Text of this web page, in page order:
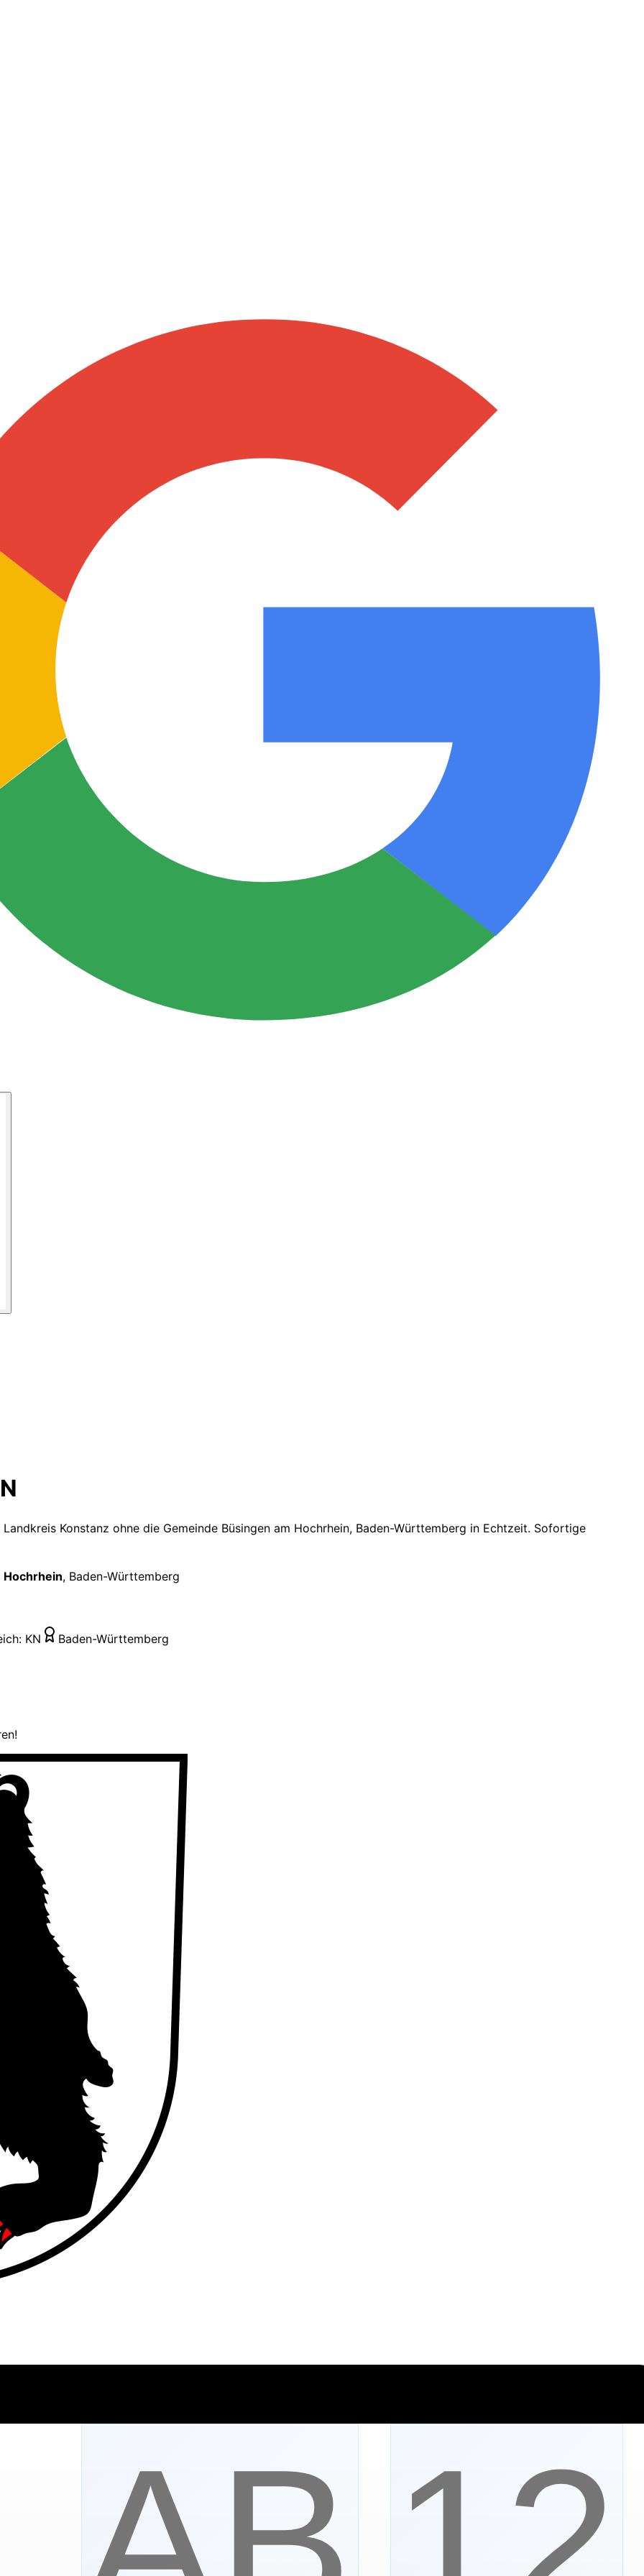
Konstanz ohne die Gemeinde Büsingen am Hochrhein, Baden-Württemberg in Echtzeit. Sofortige
Hochrhein, Baden-Württemberg
KN Baden-Württemberg